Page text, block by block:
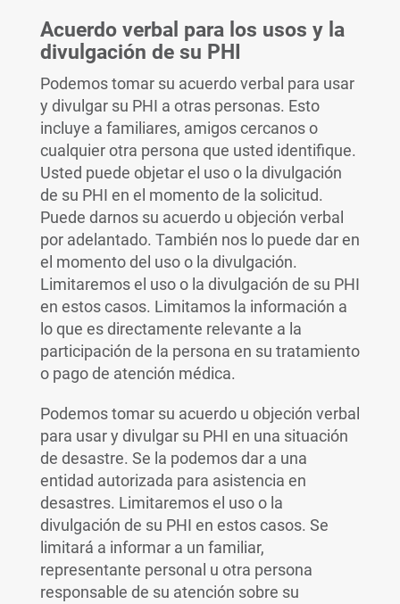
Acuerdo verbal para los usos y la
divulgación de su PHI
Podemos tomar su acuerdo verbal para usar
y divulgar su PHI a otras personas. Esto
incluye a familiares, amigos cercanos o
cualquier otra persona que usted identifique.
Usted puede objetar el uso o la divulgación
de su PHI en el momento de la solicitud.
Puede darnos su acuerdo u objeción verbal
por adelantado. También nos lo puede dar en
el momento del uso o la divulgación.
Limitaremos el uso o la divulgación de su PHI
en estos casos. Limitamos la información a
lo que es directamente relevante a la
participación de la persona en su tratamiento
o pago de atención médica.
Podemos tomar su acuerdo u objeción verbal
para usar y divulgar su PHI en una situación
de desastre. Se la podemos dar a una
entidad autorizada para asistencia en
desastres. Limitaremos el uso o la
divulgación de su PHI en estos casos. Se
limitará a informar a un familiar,
representante personal u otra persona
responsable de su atención sobre su